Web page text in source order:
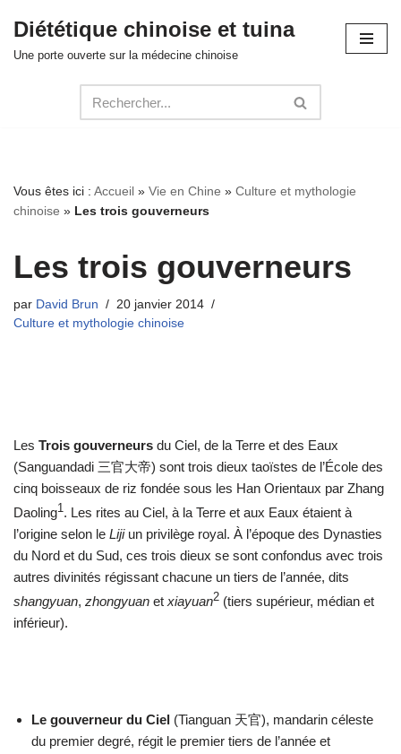
Aller
Diététique chinoise et tuina
Une porte ouverte sur la médecine chinoise
Vous êtes ici : Accueil » Vie en Chine » Culture et mythologie
chinoise » Les trois gouverneurs
Les trois gouverneurs
par David Brun
20 janvier 2014
Culture et mythologie chinoise
Les Trois gouverneurs du Ciel, de la Terre et des Eaux
(Sanguandadi 三官大帝) sont trois dieux taoïstes de l’École des
cinq boisseaux de riz fondée sous les Han Orientaux par Zhang
Daoling1. Les rites au Ciel, à la Terre et aux Eaux étaient à
l’origine selon le Lijiun privilège royal. À l’époque des Dynasties
du Nord et du Sud, ces trois dieux se sont confondus avec trois
autres divinités régissant chacune un tiers de l’année, dits
shangyuan, zhongyuan et xiayuan2 (tiers supérieur, médian et
inférieur).
Le gouverneur du Ciel (Tianguan 天官), mandarin céleste
du premier degré, régit le premier tiers de l’année et